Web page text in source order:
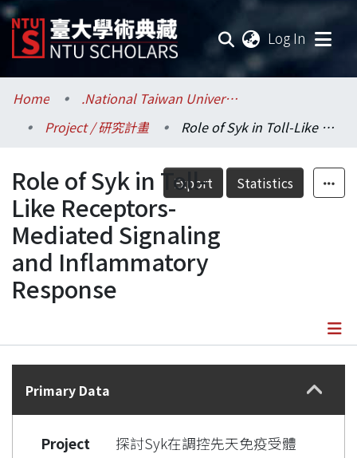
Log In
Communities & Collections
Research Outputs
Fundings & Projects
Researchers
Organizations
Statistics
Home
.National Taiwan University / 國立臺灣大學
Project / 研究計畫
Role of Syk in Toll-Like Receptors-Mediated Signaling and Inflammatory Response
Export Statistics
Role of Syk in Toll-
Like Receptors-
Mediated Signaling
and Inflammatory
Response
Details
Primary Data
Project
探討Syk在調控先天免疫受體